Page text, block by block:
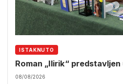
ISTAKNUTO
Roman „Ilirik“ predstavljen
08/08/2026